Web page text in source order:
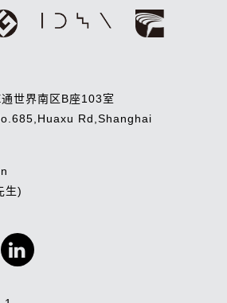
世界南区B座103室
Rd,Shanghai
生)